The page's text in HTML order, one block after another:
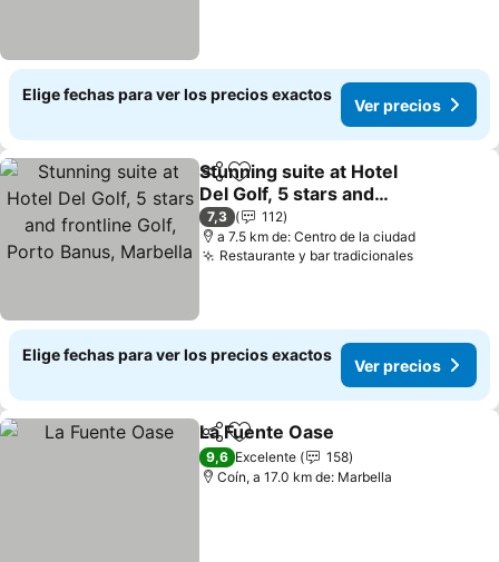
Elige fechas para ver los precios exactos
Ver precios
CompartirAgregar a favoritos
Stunning suite at Hotel
Del Golf, 5 stars and
frontline Golf, Porto
Banus, Marbella
7,3
112
a 7.5 km de: Centro de la ciudad
Restaurante y bar tradicionales
Elige fechas para ver los precios exactos
Ver precios
CompartirAgregar a favoritos
La Fuente Oase
9,6 Excelente
158
Coín, a 17.0 km de: Marbella